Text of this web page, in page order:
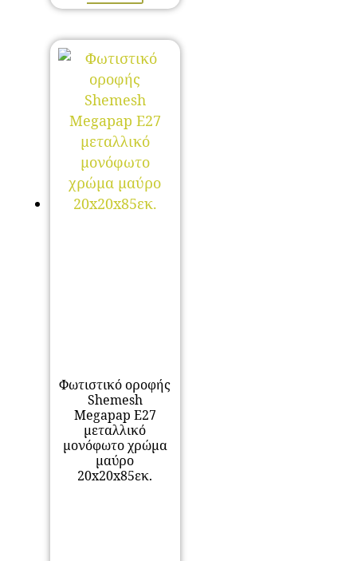
Φωτιστικό οροφής
Shemesh
Megapap E27
μεταλλικό
μονόφωτο χρώμα
μαύρο
20x20x85εκ.